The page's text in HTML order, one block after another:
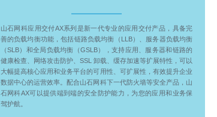
山石网科应用交付AX系列是新一代专业的应用交付产品，具备完
善的负载均衡功能，包括链路负载均衡（LLB）、服务器负载均衡
（SLB）和全局负载均衡（GSLB），支持应用、服务器和链路的
健康检查、网络攻击防护、SSL 卸载、缓存加速等扩展特性，可以
大幅提高核心应用和业务平台的可用性、可扩展性，有效提升企业
数据中心的运营效率。配合山石网科下一代防火墙等安全产品，山
石网科AX可以提供端到端的安全防护能力，为您的应用和业务保
驾护航。